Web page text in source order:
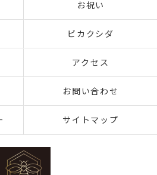
お祝い
ビカクシダ
アクセス
お問い合わせ
サイトマップ